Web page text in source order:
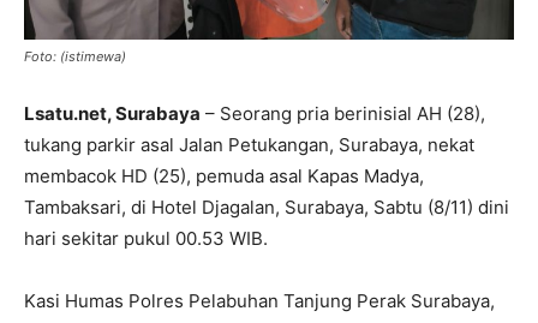
Foto: (istimewa)
Lsatu.net, Surabaya – Seorang pria berinisial AH (28),
tukang parkir asal Jalan Petukangan, Surabaya, nekat
membacok HD (25), pemuda asal Kapas Madya,
Tambaksari, di Hotel Djagalan, Surabaya, Sabtu (8/11) dini
hari sekitar pukul 00.53 WIB.
Kasi Humas Polres Pelabuhan Tanjung Perak Surabaya,